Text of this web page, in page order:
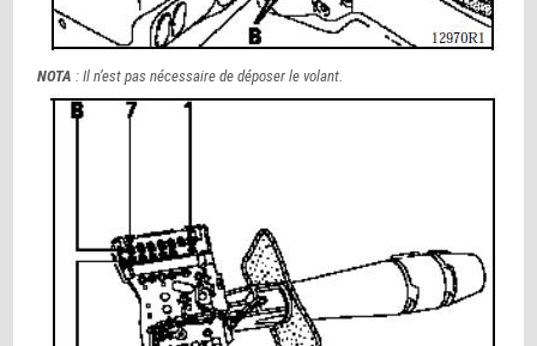
NOTA : Il n’est pas nécessaire de déposer le volant.